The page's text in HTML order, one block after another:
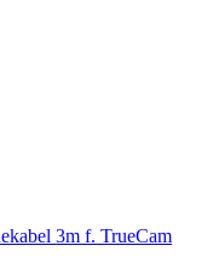
3m f. TrueCam